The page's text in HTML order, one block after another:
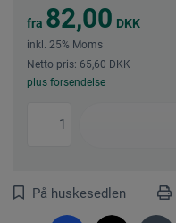
fra 82,00 DKK
inkl. 25% Moms
Netto pris: 65,60 DKK
plus forsendelse
På huskesedlen